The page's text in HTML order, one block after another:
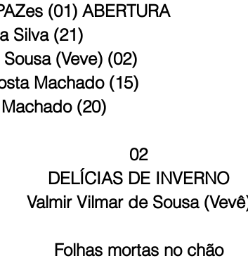
(01) ABERTURA
Silva (21)
(Veve) (02)
Machado (15)
(20)
02
DELÍCIAS DE INVERNO
Valmir Vilmar de Sousa
Folhas mortas no chão